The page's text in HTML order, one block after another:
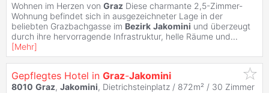
Wohnen im Herzen von Graz Diese charmante 2,5-Zimmer-
Wohnung befindet sich in ausgezeichneter Lage in der
beliebten Grazbachgasse im Bezirk Jakomini und überzeugt
durch ihre hervorragende Infrastruktur, helle Räume und...
[Mehr]
Gepflegtes Hotel in Graz-Jakomini
8010 Graz, Jakomini, Dietrichsteinplatz / 872m² / 30 Zimmer